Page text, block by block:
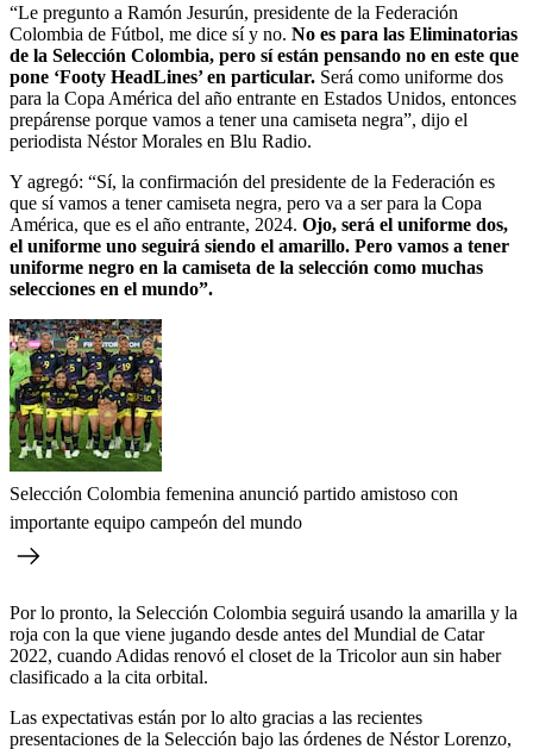
“Le pregunto a Ramón Jesurún, presidente de la Federación
Colombia de Fútbol, me dice sí y no. No es para las Eliminatorias
de la Selección Colombia, pero sí están pensando no en este que
pone ‘Footy HeadLines’ en particular. Será como uniforme dos
para la Copa América del año entrante en Estados Unidos, entonces
prepárense porque vamos a tener una camiseta negra”, dijo el
periodista Néstor Morales en Blu Radio.
Y agregó: “Sí, la confirmación del presidente de la Federación es
que sí vamos a tener camiseta negra, pero va a ser para la Copa
América, que es el año entrante, 2024. Ojo, será el uniforme dos,
el uniforme uno seguirá siendo el amarillo. Pero vamos a tener
uniforme negro en la camiseta de la selección como muchas
selecciones en el mundo”.
Selección Colombia femenina anunció partido amistoso con
importante equipo campeón del mundo
Por lo pronto, la Selección Colombia seguirá usando la amarilla y la
roja con la que viene jugando desde antes del Mundial de Catar
2022, cuando Adidas renovó el closet de la Tricolor aun sin haber
clasificado a la cita orbital.
Las expectativas están por lo alto gracias a las recientes
presentaciones de la Selección bajo las órdenes de Néstor Lorenzo,